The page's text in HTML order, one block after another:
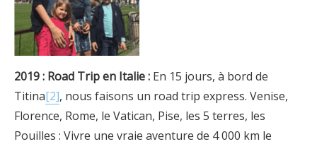
2019 : Road Trip en Italie : En 15 jours, à bord de
Titina[2], nous faisons un road trip express. Venise,
Florence, Rome, le Vatican, Pise, les 5 terres, les
Pouilles : Vivre une vraie aventure de 4 000 km le